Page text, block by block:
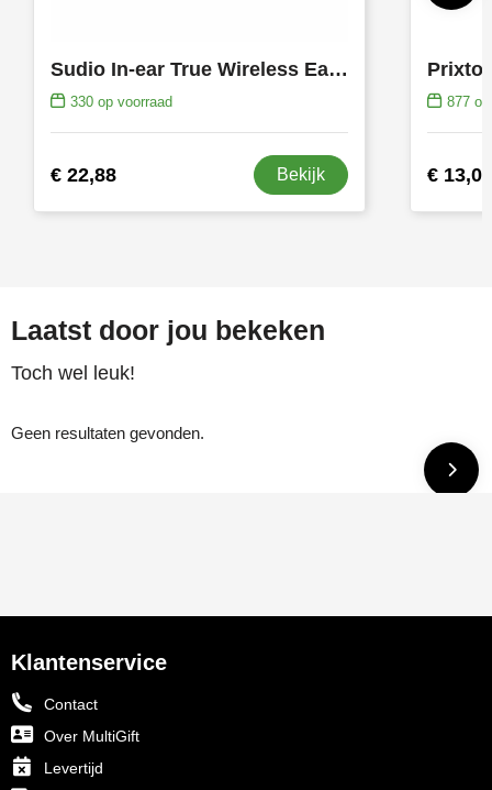
Sudio In-ear True Wireless Earbuds A3 oortjes
330op voorraad
€ 22,88 Bekijk
877op
€ 13,08
Laatst door jou bekeken
Toch wel leuk!
Geen resultaten gevonden.
Klantenservice
Contact
Over MultiGift
Levertijd